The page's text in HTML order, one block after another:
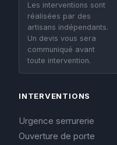
Les interventions sont
réalisées par des
artisans indépendants.
Un devis vous sera
communiqué avant
toute intervention.
INTERVENTIONS
Urgence serrurerie
Ouverture de porte